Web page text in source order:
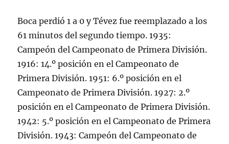
Boca perdió 1 a 0 y Tévez fue reemplazado a los
61 minutos del segundo tiempo. 1935:
Campeón del Campeonato de Primera División.
1916: 14.º posición en el Campeonato de
Primera División. 1951: 6.º posición en el
Campeonato de Primera División. 1927: 2.º
posición en el Campeonato de Primera División.
1942: 5.º posición en el Campeonato de Primera
División. 1943: Campeón del Campeonato de